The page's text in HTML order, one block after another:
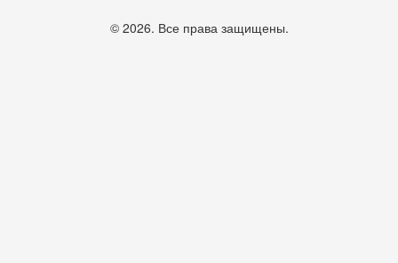
© 2026. Все права защищены.